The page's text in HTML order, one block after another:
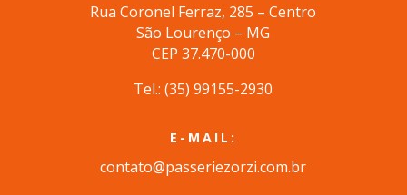
Rua Coronel Ferraz, 285 – Centro
São Lourenço – MG
CEP 37.470-000
Tel.: (35) 99155-2930
E-MAIL:
contato@passeriezorzi.com.br